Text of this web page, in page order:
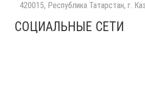
420015, Республика Татарстан, г.
СОЦИАЛЬНЫЕ СЕТИ